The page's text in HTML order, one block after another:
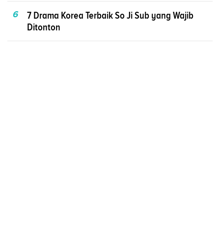
6
7 Drama Korea Terbaik So Ji Sub yang Wajib
Ditonton